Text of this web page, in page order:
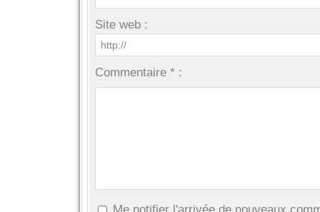
Site web :
Commentaire * :